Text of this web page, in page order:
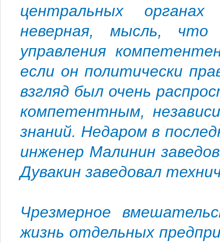
центральных
неверная, мысль, что
управления
если он политически
взгляд был очень
компетентным,
знаний. Недаром в
инженер Малинин
Дувакин заведовал
Чрезмерное
жизнь отдельных